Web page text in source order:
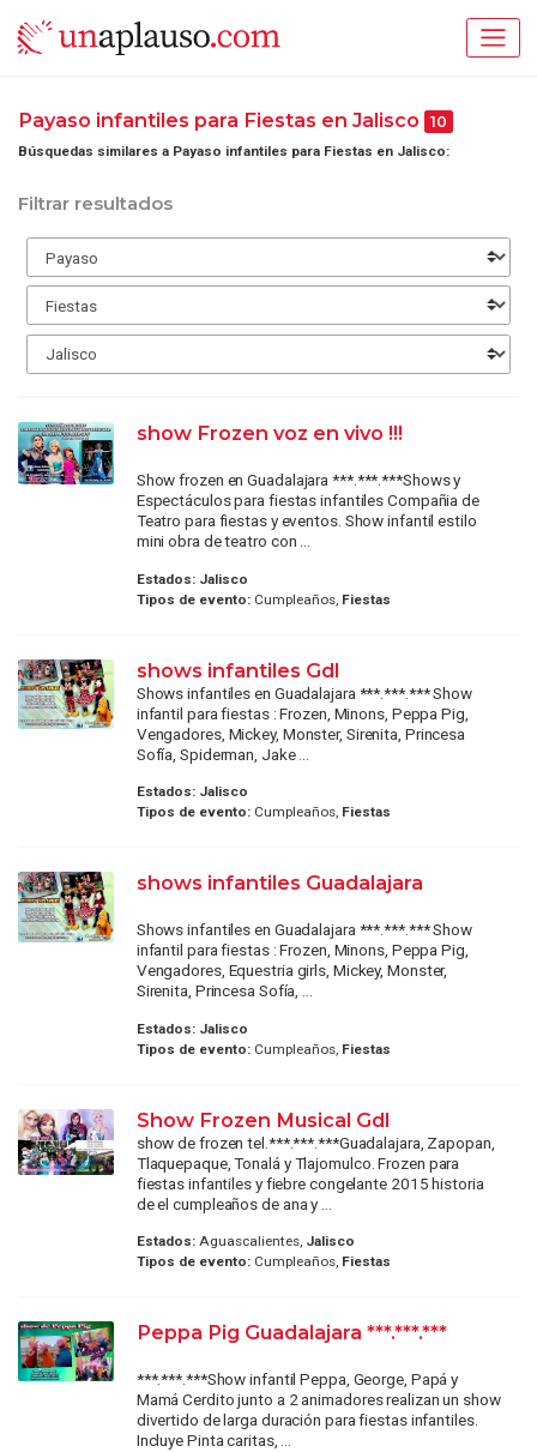
Payaso infantiles para Fiestas en Jalisco 10
Búsquedas similares a Payaso infantiles para Fiestas en Jalisco:
Filtrar resultados
show Frozen voz en vivo !!!
Show frozen en Guadalajara ***.***.***Shows y
Espectáculos para fiestas infantiles Compañia de
Teatro para fiestas y eventos. Show infantil estilo
mini obra de teatro con ...
Estados: Jalisco
Tipos de evento:Cumpleaños, Fiestas
shows infantiles Gdl
Shows infantiles en Guadalajara ***.***.*** Show
infantil para fiestas : Frozen, Minons, Peppa Pig,
Vengadores, Mickey, Monster, Sirenita, Princesa
Sofía, Spiderman, Jake ...
Estados: Jalisco
Tipos de evento:Cumpleaños, Fiestas
shows infantiles Guadalajara
Shows infantiles en Guadalajara ***.***.*** Show
infantil para fiestas : Frozen, Minons, Peppa Pig,
Vengadores, Equestria girls, Mickey, Monster,
Sirenita, Princesa Sofía, ...
Estados: Jalisco
Tipos de evento:Cumpleaños, Fiestas
Show Frozen Musical Gdl
show de frozen tel.***.***.***Guadalajara, Zapopan,
Tlaquepaque, Tonalá y Tlajomulco. Frozen para
fiestas infantiles y fiebre congelante 2015 historia
de el cumpleaños de ana y ...
Estados:Aguascalientes, Jalisco
Tipos de evento:Cumpleaños, Fiestas
Peppa Pig Guadalajara ***.***.***
***.***.***Show infantil Peppa, George, Papá y
Mamá Cerdito junto a 2 animadores realizan un show
divertido de larga duración para fiestas infantiles.
Incluye Pinta caritas, ...